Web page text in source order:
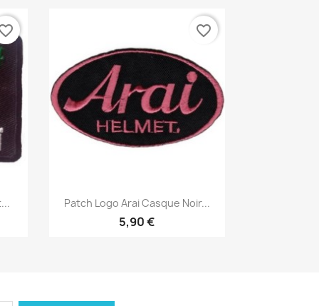
Aperçu rapide
Patch Logo Arai Casque Noir...
5,90 €
favorite_border